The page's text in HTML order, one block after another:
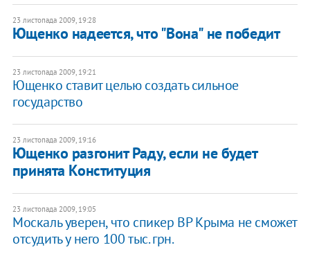
23 листопада 2009, 19:28
Ющенко надеется, что "Вона" не победит
23 листопада 2009, 19:21
Ющенко ставит целью создать сильное
государство
23 листопада 2009, 19:16
Ющенко разгонит Раду, если не будет
принята Конституция
23 листопада 2009, 19:05
Москаль уверен, что спикер ВР Крыма не сможет
отсудить у него 100 тыс. грн.